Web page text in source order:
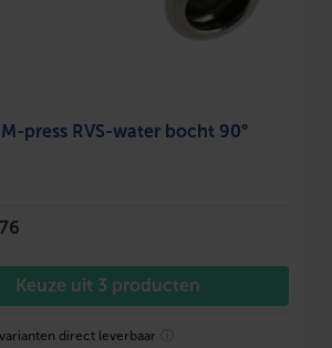
M-press RVS-water bocht 90°
Keuze uit 3 producten
direct leverbaar